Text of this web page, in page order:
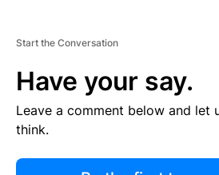
Start the Conversation
Have your say.
Leave a comment below and let
think.